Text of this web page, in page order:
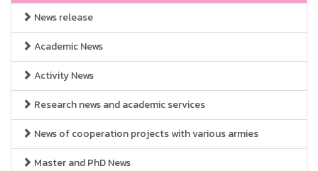
News release
Academic News
Activity News
Research news and academic services
News of cooperation projects with various armies
Master and PhD News